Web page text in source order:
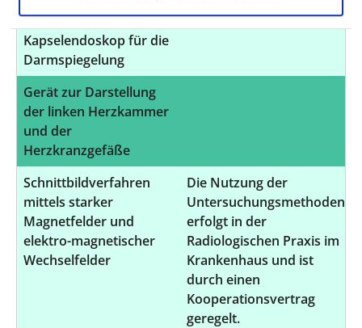
Kapselendoskop für die
Darmspiegelung
Gerät zur Darstellung
der linken Herzkammer
und der
Herzkranzgefäße
Schnittbildverfahren
mittels starker
Magnetfelder und
elektro-magnetischer
Wechselfelder
Die Nutzung der
Untersuchungsmethoden
erfolgt in der
Radiologischen Praxis im
Krankenhaus und ist
durch einen
Kooperationsvertrag
geregelt.